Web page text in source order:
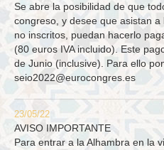
Se abre la posibilidad de que
congreso, y desee que asistan
no inscritos, puedan hacerlo
(80 euros IVA incluido). Este
de Junio (inclusive). Para ello
seio2022@eurocongres.es
23/05/22
AVISO IMPORTANTE
Para entrar a la Alhambra en la